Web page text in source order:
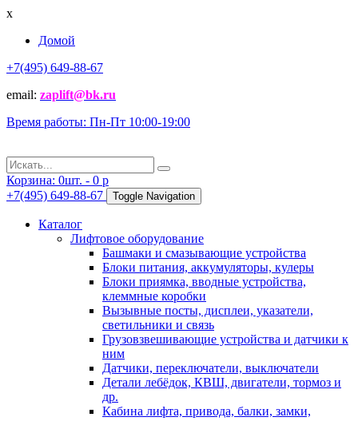
x
Домой
+7(495) 649-88-67
email: zaplift@bk.ru
Время работы: Пн-Пт 10:00-19:00
Корзина: 0шт. - 0 p
+7(495) 649-88-67
Toggle Navigation
Каталог
Лифтовое оборудование
Башмаки и смазывающие устройства
Блоки питания, аккумуляторы, кулеры
Блоки приямка, вводные устройства,
клеммные коробки
Вызывные посты, дисплеи, указатели,
светильники и связь
Грузовзвешивающие устройства и датчики к
ним
Датчики, переключатели, выключатели
Детали лебёдок, КВШ, двигатели, тормоз и
др.
Кабина лифта, привода, балки, замки,